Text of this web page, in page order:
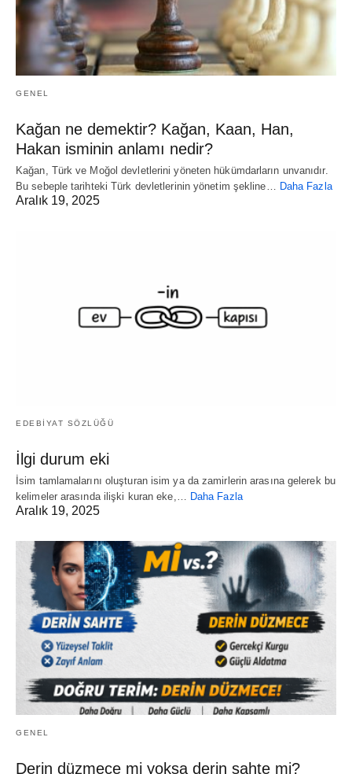
GENEL
Kağan ne demektir? Kağan, Kaan, Han,
Hakan isminin anlamı nedir?
Kağan, Türk ve Moğol devletlerini yöneten hükümdarların unvanıdır.
Bu sebeple tarihteki Türk devletlerinin yönetim şekline… Daha Fazla
Aralık 19, 2025
EDEBİYAT SÖZLÜĞÜ
İlgi durum eki
İsim tamlamalarını oluşturan isim ya da zamirlerin arasına gelerek bu
kelimeler arasında ilişki kuran eke,…
Daha Fazla
Aralık 19, 2025
GENEL
Derin düzmece mi yoksa derin sahte mi?